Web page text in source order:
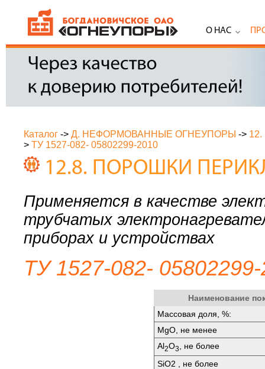
О НАС
Каталог -> Д. НЕФОРМОВАННЫЕ ОГНЕУПОРЫ ->
> ТУ 1527-082- 05802299-2010
12.8. ПОРОШКИ
Применяется в качестве
трубчатых
приборах и устройствах
ТУ 1527-082-
Наименование
Массовая доля, %:
МgО, не менее
Аl2O3
, не более
SiО2 , не более